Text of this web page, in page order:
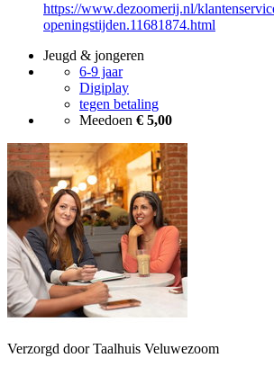
https://www.dezoomerij.nl/
openingstijden.11681874.html
Jeugd & jongeren
6-9 jaar
Digiplay
tegen betaling
Meedoen € 5,00
Verzorgd door Taalhuis Veluwezoom